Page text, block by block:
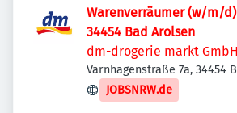
Warenverräumer (w/m/
34454 Bad Arolsen
dm-drogerie markt GmbH
Varnhagenstraße 7a, 34454
Deutschland
JOBSNRW.de